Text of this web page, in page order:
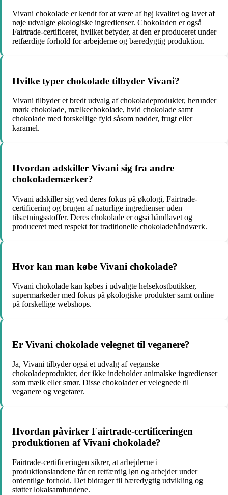
Vivani chokolade er kendt for at være af høj kvalitet og lavet af
nøje udvalgte økologiske ingredienser. Chokoladen er også
Fairtrade-certificeret, hvilket betyder, at den er produceret under
retfærdige forhold for arbejderne og bæredygtig produktion.
Hvilke typer chokolade tilbyder Vivani?
Vivani tilbyder et bredt udvalg af chokoladeprodukter, herunder
mørk chokolade, mælkechokolade, hvid chokolade samt
chokolade med forskellige fyld såsom nødder, frugt eller
karamel.
Hvordan adskiller Vivani sig fra andre
chokolademærker?
Vivani adskiller sig ved deres fokus på økologi, Fairtrade-
certificering og brugen af naturlige ingredienser uden
tilsætningsstoffer. Deres chokolade er også håndlavet og
produceret med respekt for traditionelle chokoladehåndværk.
Hvor kan man købe Vivani chokolade?
Vivani chokolade kan købes i udvalgte helsekostbutikker,
supermarkeder med fokus på økologiske produkter samt online
på forskellige webshops.
Er Vivani chokolade velegnet til veganere?
Ja, Vivani tilbyder også et udvalg af veganske
chokoladeprodukter, der ikke indeholder animalske ingredienser
som mælk eller smør. Disse chokolader er velegnede til
veganere og vegetarer.
Hvordan påvirker Fairtrade-certificeringen
produktionen af Vivani chokolade?
Fairtrade-certificeringen sikrer, at arbejderne i
produktionslandene får en retfærdig løn og arbejder under
ordentlige forhold. Det bidrager til bæredygtig udvikling og
støtter lokalsamfundene.